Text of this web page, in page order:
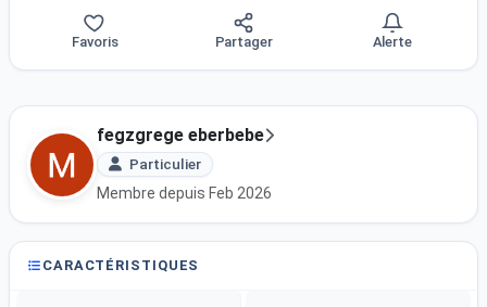
Favoris Partager Alerte
fegzgrege eberbebe
Particulier
Membre depuis Feb 2026
CARACTÉRISTIQUES